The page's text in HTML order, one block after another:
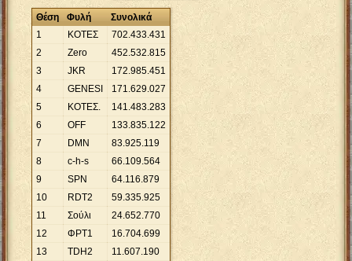
Θέση Φυλή
Συνολικά
1
ΚΟΤΕΣ 702.433.431
2
Zero 452.532.815
3
JKR 172.985.451
4
GENESI 171.629.027
5
ΚΟΤΕΣ. 141.483.283
6
OFF 133.835.122
7
DMN 83.925.119
8
c-h-s 66.109.564
9
SPN 64.116.879
10
RDT2 59.335.925
11
Σούλι 24.652.770
12
ΦΡΤ1 16.704.699
13
TDH2 11.607.190